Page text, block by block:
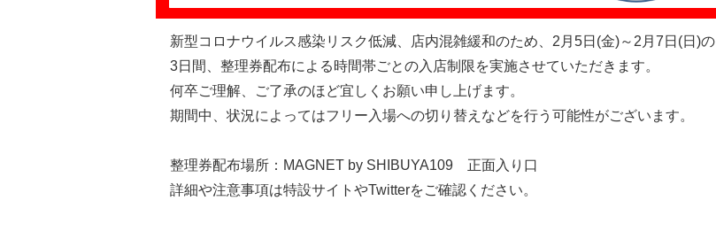
新型コロナウイルス感染リスク低減、店内混雑緩和のため、2月5日(金)～2月7日(日)の
3日間、整理券配布による時間帯ごとの入店制限を実施させていただきます。
何卒ご理解、ご了承のほど宜しくお願い申し上げます。
期間中、状況によってはフリー入場への切り替えなどを行う可能性がございます。
整理券配布場所：MAGNET by SHIBUYA109 正面入り口
詳細や注意事項は特設サイトやTwitterをご確認ください。